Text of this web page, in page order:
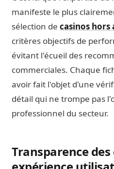
manifeste le plus
sélection de casinos hors
critères objectifs de
évitant l'écueil des
commerciales. Chaque
avoir fait l'objet d'une
détail qui ne trompe pas
professionnel du secteur.
Transparence